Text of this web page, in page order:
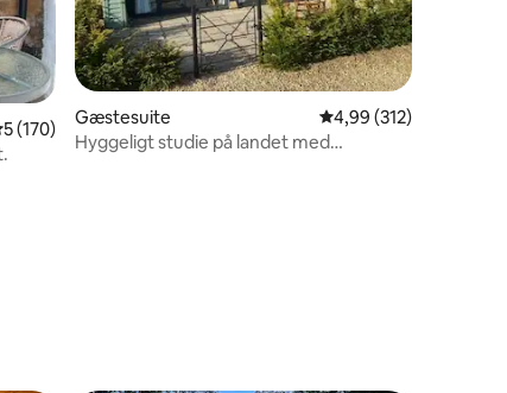
ud af 5 i gennemsnitlig bedømmelse, 170 omtaler
5 (170)
Gæstesuite 4,99 ud af 5 i
4,99 (312)
Hyggeligt studie på landet med